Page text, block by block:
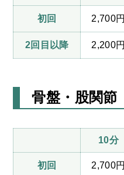
初回 2,700円
2回目以降 2,200円
骨盤・股関節
10分
初回 2,700円